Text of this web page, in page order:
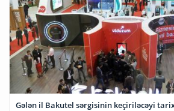
Gələn il Bakutel sərgisinin keçiriləcəyi tarix